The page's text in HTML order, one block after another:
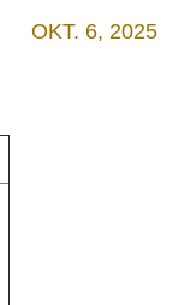
OKT. 6, 2025